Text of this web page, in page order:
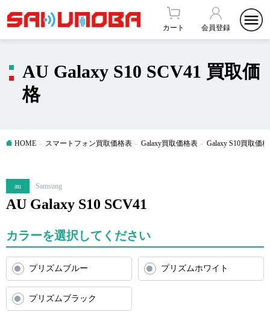
カート 会員登録
AU Galaxy S10 SCV41 買取価
格
HOME スマートフォン買取価格表 Galaxy買取価格表 Galaxy S10買取価
au Samsung
AU Galaxy S10 SCV41
カラーを選択してください
プリズムブルー プリズムホワイト
プリズムブラック